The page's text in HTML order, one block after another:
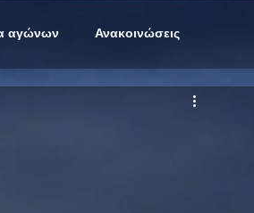
αγώνων Ανακοινώσεις